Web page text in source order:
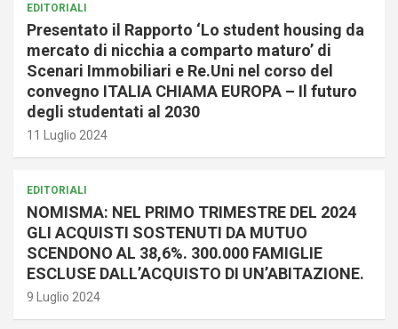
EDITORIALI
Presentato il Rapporto ‘Lo student housing da
mercato di nicchia a comparto maturo’ di
Scenari Immobiliari e Re.Uni nel corso del
convegno ITALIA CHIAMA EUROPA – Il futuro
degli studentati al 2030
11 Luglio 2024
EDITORIALI
NOMISMA: NEL PRIMO TRIMESTRE DEL 2024
GLI ACQUISTI SOSTENUTI DA MUTUO
SCENDONO AL 38,6%. 300.000 FAMIGLIE
ESCLUSE DALL’ACQUISTO DI UN’ABITAZIONE.
9 Luglio 2024